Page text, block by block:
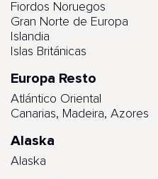
Fiordos Noruegos
Gran Norte de Europa
Islandia
Islas Británicas
Europa Resto
Atlántico Oriental
Canarias, Madeira, Azores
Alaska
Alaska